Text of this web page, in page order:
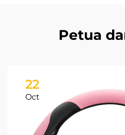
Petua
22
Oct